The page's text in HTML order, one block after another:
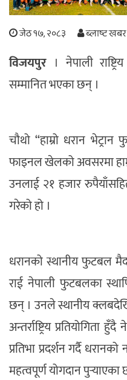
खेलकुद
अपराध
थप विभाग
छापा संस्करण बिचार
अन्तर्राष्ट्रिय / प्रवास
अन्तरवार्ता
राशिफल
जेठ १७, २०८३ ब्लाष्ट खबर
विजयपुर । नेपाली
सम्मानित भएका छन् ।
चौथो “हाम्रो धरान
फाइनल खेलको अवसरमा
उनलाई २१ हजार
गरेको हो ।
धरानको स्थानीय फुटबल
राई नेपाली फुटबलका
छन् । उनले स्थानीय
अन्तर्राष्ट्रिय प्रतियोगिता
प्रतिभा प्रदर्शन गर्दै
महत्वपूर्ण योगदान पुर्‍याएका